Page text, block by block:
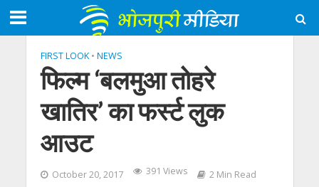
FIRST LOOK • NEWS
फिल्‍म ‘बलमुआ तोहरे
खातिर’ का फर्स्‍ट लुक
आउट
October 20, 2017 391 Views 2 Min Read